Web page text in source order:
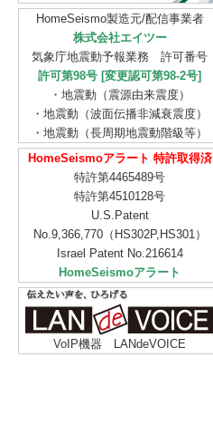
HomeSeismo製造元/配信事業者
株式会社エイツー
気象庁地震動予報業務 許可番号
許可第98号 [変更認可第98-2号]
・地震動（震源由来震度）
・地震動（波面伝播非減衰震度）
・地震動（長周期地震動階級等）
HomeSeismoアラート 特許取得済
特許第4465489号
特許第4510128号
U.S.Patent
No.9,366,770（HS302P,HS301）
Israel Patent No.216614
HomeSeismoアラート
VoIP機器 LANdeVOICE